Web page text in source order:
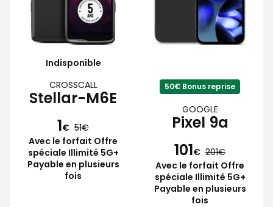
Indisponible
CROSSCALL
Stellar-M6E
1€ 51
Avec le forfait Offre
spéciale Illimité 5G+
Payable en plusieurs
fois
50€ Bonus reprise
GOOGLE
Pixel 9a
101€ 201
Avec le forfait Offre
spéciale Illimité 5G+
Payable en plusieurs
fois